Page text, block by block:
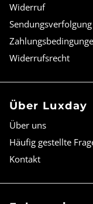
Widerruf
Sendungsverfolgung
Widerrufsrecht
Über Luxday
Über uns
Häufig gestellte
Kontakt